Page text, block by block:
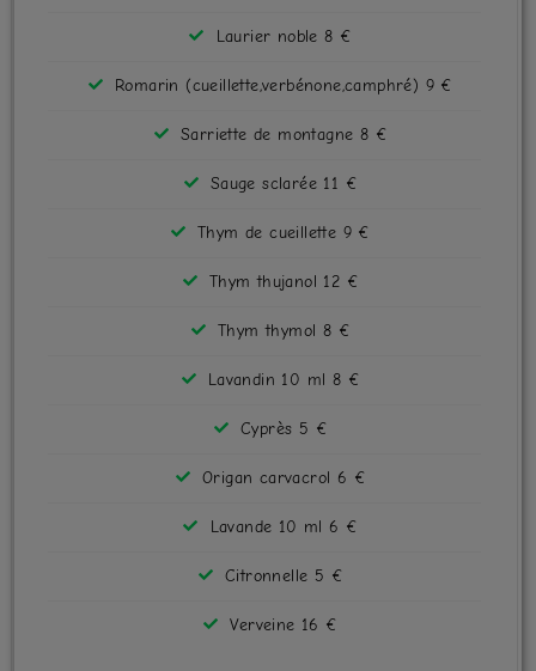
Laurier noble 8 €
Romarin (cueillette,verbénone,camphré) 9 €
Sarriette de montagne 8 €
Sauge sclarée 11 €
Thym de cueillette 9 €
Thym thujanol 12 €
Thym thymol 8 €
Lavandin 10 ml 8 €
Cyprès 5 €
Origan carvacrol 6 €
Lavande 10 ml 6 €
Citronnelle 5 €
Verveine 16 €